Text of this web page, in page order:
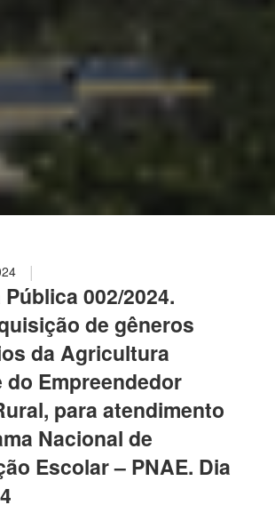
|
002/2024.
de gêneros
da Agricultura
do Empreendedor
para atendimento
Nacional de
Escolar – PNAE. Dia